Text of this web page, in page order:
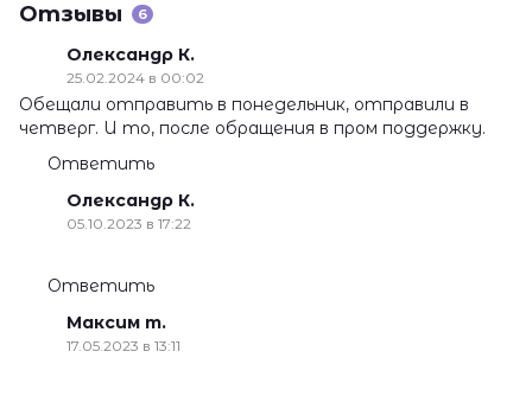
Отзывы 6
Олександр К.
25.02.2024 в 00:02
Обещали отправить в понедельник, отправили в
четверг. И то, после обращения в пром поддержку.
Ответить
Олександр К.
05.10.2023 в 17:22
Ответить
Максим т.
17.05.2023 в 13:11